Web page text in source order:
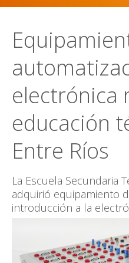
electrónica
educación
Entre Ríos
La Escuela Secundaria
adquirió equipamiento
introducción a la